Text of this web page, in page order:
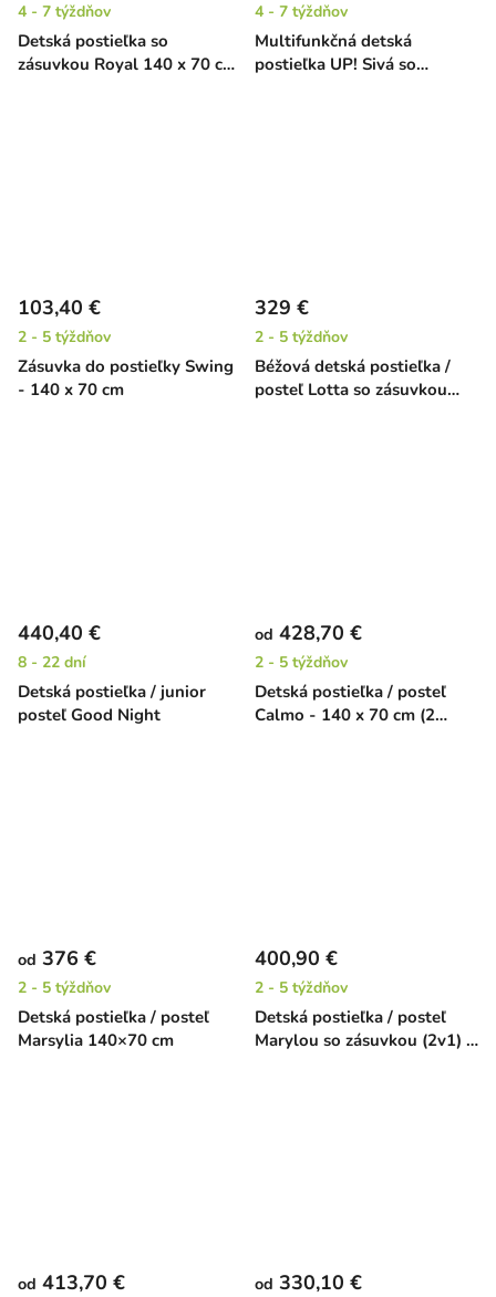
Detská postieľka so
zásuvkou Royal 140 x 70 cm
4 - 7 týždňov
Multifunkčná detská
postieľka UP! Sivá so
4 - 7 týždňov
Zásuvka do postieľky Swing
- 140 x 70 cm
103,40 €
2 - 5 týždňov
Béžová detská postieľka /
posteľ Lotta so zásuvkou
329 €
2 - 5 týždňov
Detská postieľka / junior
posteľ Good Night
440,40 €
8 - 22 dní
Detská postieľka / posteľ
Calmo - 140 x 70 cm (2
od 428,70 €
2 - 5 týždňov
Detská postieľka / posteľ
Marsylia 140×70 cm
od 376 €
2 - 5 týždňov
Detská postieľka / posteľ
Marylou so zásuvkou (2v1) -
400,90 €
2 - 5 týždňov
od 413,70 € od 330,10 €